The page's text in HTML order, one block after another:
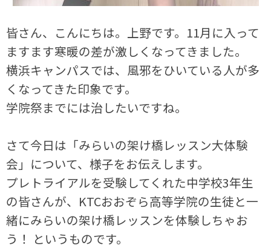
皆さん、こんにちは。上野です。11月に入って
ますます寒暖の差が激しくなってきました。
横浜キャンパスでは、風邪をひいている人が多
くなってきた印象です。
学院祭までには治したいですね。
さて今日は「みらいの架け橋レッスン大体験
会」について、様子をお伝えします。
プレトライアルを受験してくれた中学校3年生
の皆さんが、KTCおおぞら高等学院の生徒と一
緒にみらいの架け橋レッスンを体験しちゃお
う！ というものです。